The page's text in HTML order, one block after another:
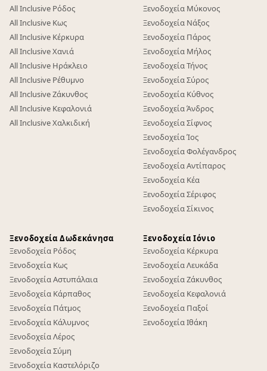
All Inclusive Ρόδος
All Inclusive Κως
All Inclusive Κέρκυρα
All Inclusive Χανιά
All Inclusive Ηράκλειο
All Inclusive Ρέθυμνο
All Inclusive Ζάκυνθος
All Inclusive Κεφαλονιά
All Inclusive Χαλκιδική
Ξενοδοχεία Μύκονος
Ξενοδοχεία Νάξος
Ξενοδοχεία Πάρος
Ξενοδοχεία Μήλος
Ξενοδοχεία Τήνος
Ξενοδοχεία Σύρος
Ξενοδοχεία Κύθνος
Ξενοδοχεία Άνδρος
Ξενοδοχεία Σίφνος
Ξενοδοχεία Ίος
Ξενοδοχεία Φολέγανδρος
Ξενοδοχεία Αντίπαρος
Ξενοδοχεία Κέα
Ξενοδοχεία Σέριφος
Ξενοδοχεία Σίκινος
Ξενοδοχεία Δωδεκάνησα
Ξενοδοχεία Ρόδος
Ξενοδοχεία Κως
Ξενοδοχεία Αστυπάλαια
Ξενοδοχεία Κάρπαθος
Ξενοδοχεία Πάτμος
Ξενοδοχεία Κάλυμνος
Ξενοδοχεία Λέρος
Ξενοδοχεία Σύμη
Ξενοδοχεία Καστελόριζο
Ξενοδοχεία Ιόνιο
Ξενοδοχεία Κέρκυρα
Ξενοδοχεία Λευκάδα
Ξενοδοχεία Ζάκυνθος
Ξενοδοχεία Κεφαλονιά
Ξενοδοχεία Παξοί
Ξενοδοχεία Ιθάκη